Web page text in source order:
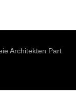
Architekten Part